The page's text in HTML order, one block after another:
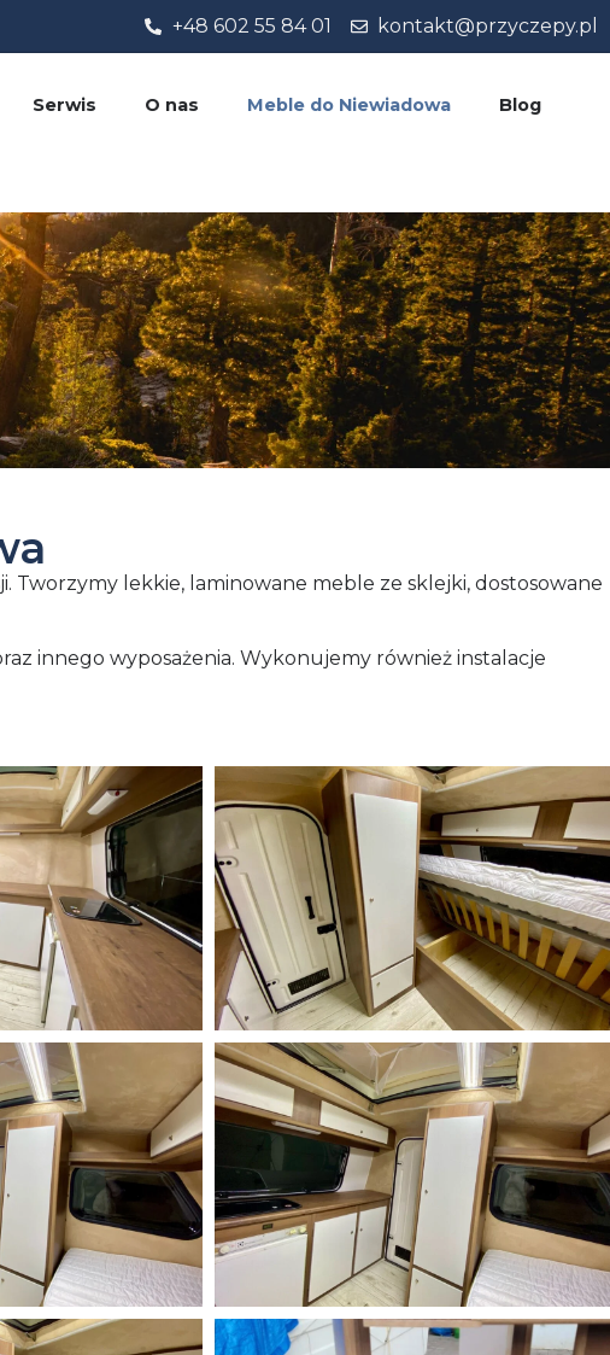
+48 602 55 84 01 kontakt@przyczepy.pl
Serwis O nas Meble do Niewiadowa Blog
Tworzymy lekkie, laminowane meble ze sklejki, dostosowane
innego wyposażenia. Wykonujemy również instalacje